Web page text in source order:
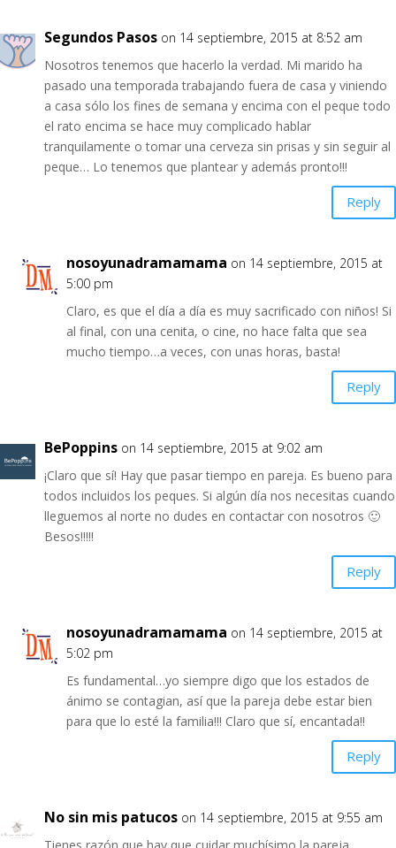
Segundos Pasos on 14 septiembre, 2015 at 8:52 am
Nosotros tenemos que hacerlo la verdad. Mi marido ha
pasado una temporada trabajando fuera de casa y viniendo
a casa sólo los fines de semana y encima con el peque todo
el rato encima se hace muy complicado hablar
tranquilamente o tomar una cerveza sin prisas y sin seguir al
peque… Lo tenemos que plantear y además pronto!!!
Reply
nosoyunadramamama on 14 septiembre, 2015 at
5:00 pm
Claro, es que el día a día es muy sacrificado con niños! Si
al final, con una cenita, o cine, no hace falta que sea
mucho tiempo…a veces, con unas horas, basta!
Reply
BePoppins on 14 septiembre, 2015 at 9:02 am
¡Claro que sí! Hay que pasar tiempo en pareja. Es bueno para
todos incluidos los peques. Si algún día nos necesitas cuando
lleguemos al norte no dudes en contactar con nosotros 🙂
Besos!!!!!
Reply
nosoyunadramamama on 14 septiembre, 2015 at
5:02 pm
Es fundamental…yo siempre digo que los estados de
ánimo se contagian, así que la pareja debe estar bien
para que lo esté la familia!!! Claro que sí, encantada!!
Reply
No sin mis patucos on 14 septiembre, 2015 at 9:55 am